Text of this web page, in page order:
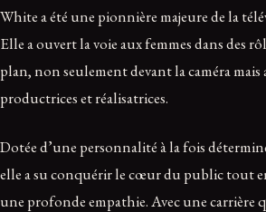
White a été une pionnière majeure de la
Elle a ouvert la voie aux femmes dans des
plan, non seulement devant la caméra mais
productrices et réalisatrices.
Dotée d’une personnalité à la fois
elle a su conquérir le cœur du public tout
une profonde empathie. Avec une carrière